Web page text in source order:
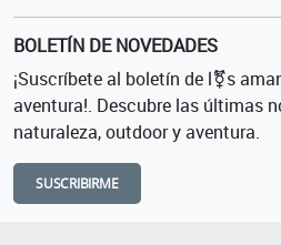
BOLETÍN DE NOVEDADES
¡Suscríbete al boletín de l⚧s
aventura!. Descubre las últimas
naturaleza, outdoor y aventura.
SUSCRIBIRME